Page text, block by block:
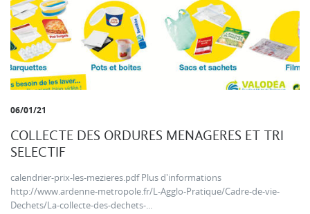
06/01/21
COLLECTE DES ORDURES MENAGERES ET TRI
SELECTIF
calendrier-prix-les-mezieres.pdf Plus d'informations
http://www.ardenne-metropole.fr/L-Agglo-Pratique/Cadre-de-vie-
Dechets/La-collecte-des-dechets-...